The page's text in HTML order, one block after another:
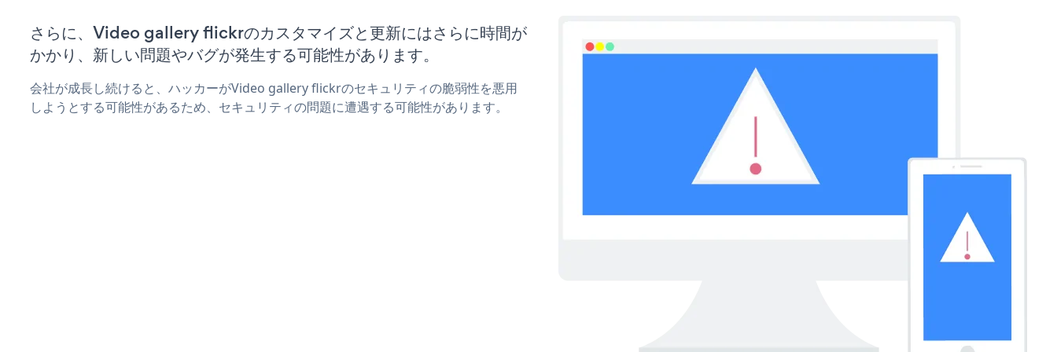
さらに、Video gallery flickrのカスタマイズと更新にはさらに時間が
かかり、新しい問題やバグが発生する可能性があります。
会社が成長し続けると、ハッカーがVideo gallery flickrのセキュリティの脆弱性を悪用
しようとする可能性があるため、セキュリティの問題に遭遇する可能性があります。